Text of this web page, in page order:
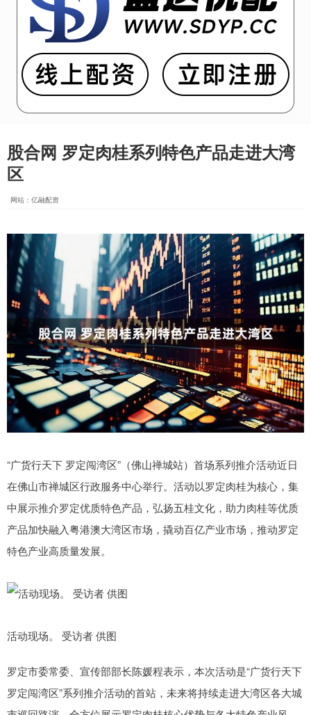
股合网 罗定肉桂系列特色产品走进大湾
区
网站：亿融配资
“广货行天下 罗定闯湾区”（佛山禅城站）首场系列推介活动近日
在佛山市禅城区行政服务中心举行。活动以罗定肉桂为核心，集
中展示推介罗定优质特色产品，弘扬五桂文化，助力肉桂等优质
产品加快融入粤港澳大湾区市场，撬动百亿产业市场，推动罗定
特色产业高质量发展。
活动现场。 受访者 供图
罗定市委常委、宣传部部长陈媛程表示，本次活动是“广货行天下
罗定闯湾区”系列推介活动的首站，未来将持续走进大湾区各大城